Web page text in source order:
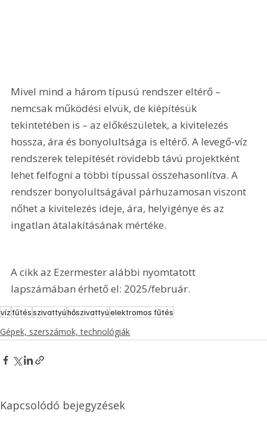
Mivel mind a három típusú rendszer eltérő –
nemcsak működési elvük, de kiépítésük
tekintetében is – az előkészületek, a kivitelezés
hossza, ára és bonyolultsága is eltérő. A levegő-víz
rendszerek telepítését rövidebb távú projektként
lehet felfogni a többi típussal összehasonlítva. A
rendszer bonyolultságával párhuzamosan viszont
nőhet a kivitelezés ideje, ára, helyigénye és az
ingatlan átalakításának mértéke.
A cikk az Ezermester alábbi nyomtatott
lapszámában érhető el: 2025/február.
vízfűtésszivattyúhőszivattyúelektromos fűtés
Gépek, szerszámok, technológiák
Kapcsolódó bejegyzések